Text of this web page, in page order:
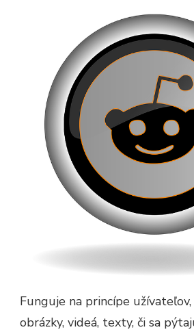
Funguje na princípe
obrázky, videá, texty, či sa